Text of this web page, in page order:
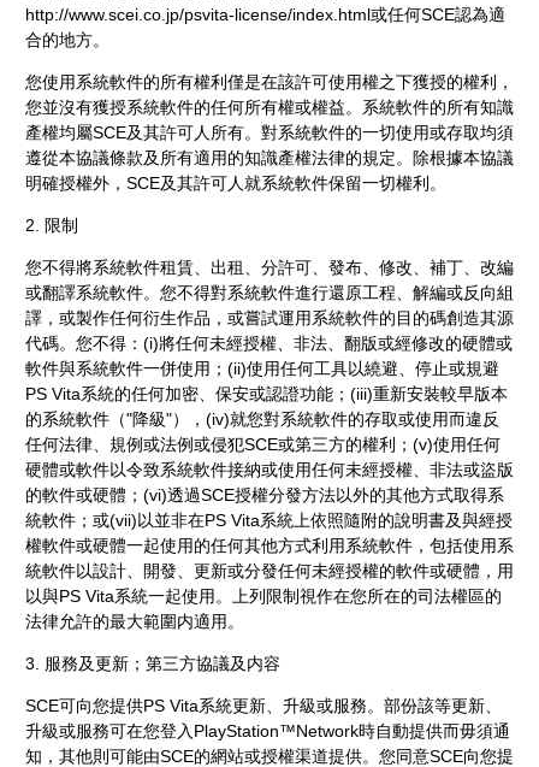
http://www.scei.co.jp/psvita-license/index.html或任何SCE認為適
合的地方。
您使用系統軟件的所有權利僅是在該許可使用權之下獲授的權利，
您並沒有獲授系統軟件的任何所有權或權益。系統軟件的所有知識
產權均屬SCE及其許可人所有。對系統軟件的一切使用或存取均須
遵從本協議條款及所有適用的知識產權法律的規定。除根據本協議
明確授權外，SCE及其許可人就系統軟件保留一切權利。
2. 限制
您不得將系統軟件租賃、出租、分許可、發布、修改、補丁、改編
或翻譯系統軟件。您不得對系統軟件進行還原工程、解編或反向組
譯，或製作任何衍生作品，或嘗試運用系統軟件的目的碼創造其源
代碼。您不得：(i)將任何未經授權、非法、翻版或經修改的硬體或
軟件與系統軟件一併使用；(ii)使用任何工具以繞避、停止或規避
PS Vita系統的任何加密、保安或認證功能；(iii)重新安裝較早版本
的系統軟件（"降級"），(iv)就您對系統軟件的存取或使用而違反
任何法律、規例或法例或侵犯SCE或第三方的權利；(v)使用任何
硬體或軟件以令致系統軟件接納或使用任何未經授權、非法或盜版
的軟件或硬體；(vi)透過SCE授權分發方法以外的其他方式取得系
統軟件；或(vii)以並非在PS Vita系統上依照隨附的說明書及與經授
權軟件或硬體一起使用的任何其他方式利用系統軟件，包括使用系
統軟件以設計、開發、更新或分發任何未經授權的軟件或硬體，用
以與PS Vita系統一起使用。上列限制視作在您所在的司法權區的
法律允許的最大範圍内適用。
3. 服務及更新；第三方協議及内容
SCE可向您提供PS Vita系統更新、升級或服務。部份該等更新、
升級或服務可在您登入PlayStation™Network時自動提供而毋須通
知，其他則可能由SCE的網站或授權渠道提供。您同意SCE向您提